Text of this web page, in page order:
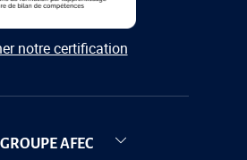
notre certification
GROUPE AFEC